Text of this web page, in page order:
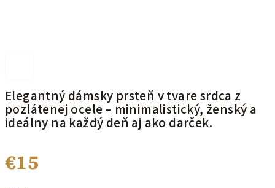
Elegantný dámsky prsteň v tvare srdca z
pozlátenej ocele – minimalistický, ženský a
ideálny na každý deň aj ako darček.
€15